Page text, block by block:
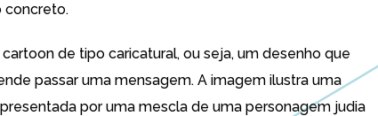
concreto.
de tipo caricatural, ou seja, um desenho que
passar uma mensagem. A imagem ilustra uma
por uma mescla de uma personagem judia